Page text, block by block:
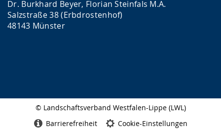
Dr. Burkhard Beyer, Florian Steinfals M.A.
Salzstraße 38 (Erbdrostenhof)
48143 Münster
© Landschaftsverband Westfalen-Lippe (LWL)
Barrierefreiheit Cookie-Einstellungen